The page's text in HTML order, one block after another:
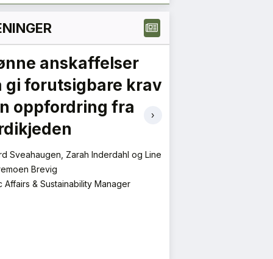
anskaffelser
gi forutsigbare krav
oppfordring fra
Sveahaugen, Zarah Inderdahl og Line
Brevig
Affairs & Sustainability Manager
›